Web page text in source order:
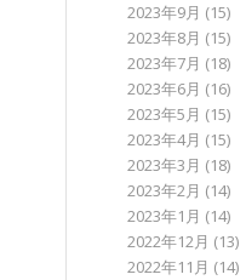
2023年9月 (15)
2023年8月 (15)
2023年7月 (18)
2023年6月 (16)
2023年5月 (15)
2023年4月 (15)
2023年3月 (18)
2023年2月 (14)
2023年1月 (14)
2022年12月 (13)
2022年11月 (14)